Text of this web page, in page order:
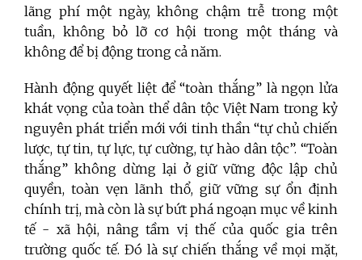
lãng phí một ngày, không chậm trễ trong một
tuần, không bỏ lỡ cơ hội trong một tháng và
không để bị động trong cả năm.
Hành động quyết liệt để “toàn thắng” là ngọn lửa
khát vọng của toàn thể dân tộc Việt Nam trong kỷ
nguyên phát triển mới với tinh thần “tự chủ chiến
lược, tự tin, tự lực, tự cường, tự hào dân tộc”. “Toàn
thắng” không dừng lại ở giữ vững độc lập chủ
quyền, toàn vẹn lãnh thổ, giữ vững sự ổn định
chính trị, mà còn là sự bứt phá ngoạn mục về kinh
tế - xã hội, nâng tầm vị thế của quốc gia trên
trường quốc tế. Đó là sự chiến thắng về mọi mặt,